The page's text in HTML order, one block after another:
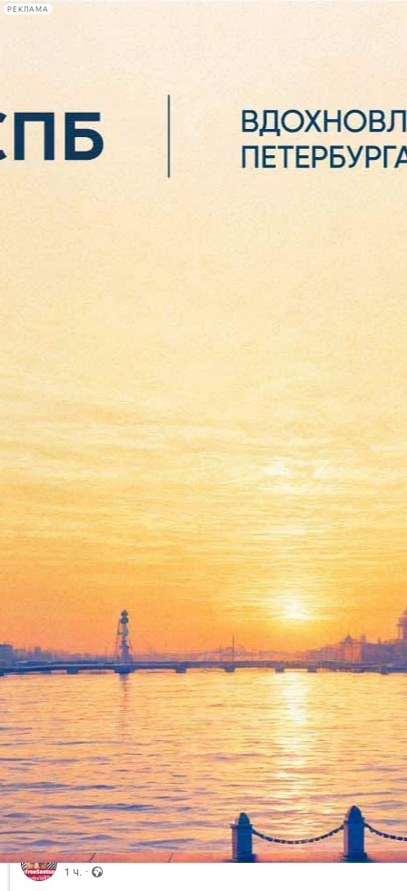
РЕКЛАМА
Сегодня:
2026.08.06
15:37
Кинокритик Долин уволился
из «Маяка» после «лживого
репортажа» «России 24»
11 апреля 2019, 17:58 Версия для печати
Кинокритик Антон Долин покидает радиостанции «Маяк» и
«Вести ФМ», где работал в качестве ведущего. Причиной для
этого стал «лживый и гнусный репортаж», показанный
каналом «Россия 24». Как и «Маяк», и «Вести ФМ», это медиа
входит в холдинг ВГТРК.
О своем решении журналист заявил 11 апреля в Facebook. «Ну
вот и всё. Провел последний эфир на «Маяке». На ВГТРК я
больше не работаю. Ухожу сам. Никто не гнал и не давил», —
отметил киноэксперт.